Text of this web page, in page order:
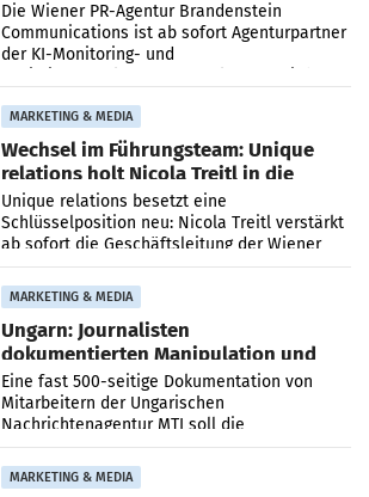
Die Wiener PR-Agentur Brandenstein
Communications ist ab sofort Agenturpartner
der KI-Monitoring- und
MARKETING & MEDIA
Wechsel im Führungsteam: Unique
relations holt Nicola Treitl in die
Geschäftsleitung
Unique relations besetzt eine
Schlüsselposition neu: Nicola Treitl verstärkt
ab sofort die Geschäftsleitung der Wiener
PR-Agentur an der Seite von Josef Kalina und
Anna Kalina-Mahr.
MARKETING & MEDIA
Ungarn: Journalisten
dokumentierten Manipulation und
Zensur
Eine fast 500-seitige Dokumentation von
Mitarbeitern der Ungarischen
Nachrichtenagentur MTI soll die
systematische Nachrichten-Manipulation und
Zensur bei der Agentur während der Zeit
MARKETING & MEDIA